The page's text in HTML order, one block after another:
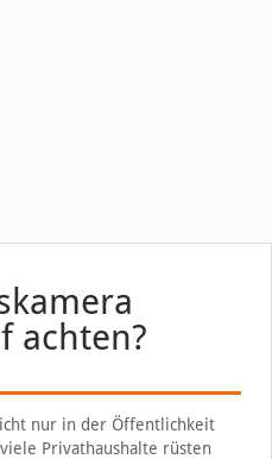
achten?
nur in der Öffentlichkeit
Privathaushalte rüsten